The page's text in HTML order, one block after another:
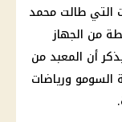
التي طالت محمد
من الجهاز
أن المعبد من
السومو ورياضات